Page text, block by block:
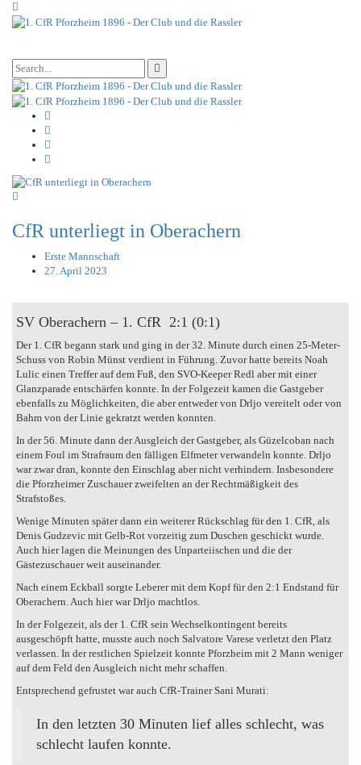
CfR unterliegt in Oberachern
Erste Mannschaft
27. April 2023
SV Oberachern – 1. CfR 2:1 (0:1)
Der 1. CfR begann stark und ging in der 32. Minute durch einen 25-Meter-
Schuss von Robin Münst verdient in Führung. Zuvor hatte bereits Noah
Lulic einen Treffer auf dem Fuß, den SVO-Keeper Redl aber mit einer
Glanzparade entschärfen konnte. In der Folgezeit kamen die Gastgeber
ebenfalls zu Möglichkeiten, die aber entweder von Drljo vereitelt oder von
Bahm von der Linie gekratzt werden konnten.
In der 56. Minute dann der Ausgleich der Gastgeber, als Güzelcoban nach
einem Foul im Strafraum den fälligen Elfmeter verwandeln konnte. Drljo
war zwar dran, konnte den Einschlag aber nicht verhindern. Insbesondere
die Pforzheimer Zuschauer zweifelten an der Rechtmäßigkeit des
Strafstoßes.
Wenige Minuten später dann ein weiterer Rückschlag für den 1. CfR, als
Denis Gudzevic mit Gelb-Rot vorzeitig zum Duschen geschickt wurde.
Auch hier lagen die Meinungen des Unparteiischen und die der
Gästezuschauer weit auseinander.
Nach einem Eckball sorgte Leberer mit dem Kopf für den 2:1 Endstand für
Oberachern. Auch hier war Drljo machtlos.
In der Folgezeit, als der 1. CfR sein Wechselkontingent bereits
ausgeschöpft hatte, musste auch noch Salvatore Varese verletzt den Platz
verlassen. In der restlichen Spielzeit konnte Pforzheim mit 2 Mann weniger
auf dem Feld den Ausgleich nicht mehr schaffen.
Entsprechend gefrustet war auch CfR-Trainer Sani Murati:
In den letzten 30 Minuten lief alles schlecht, was
schlecht laufen konnte.